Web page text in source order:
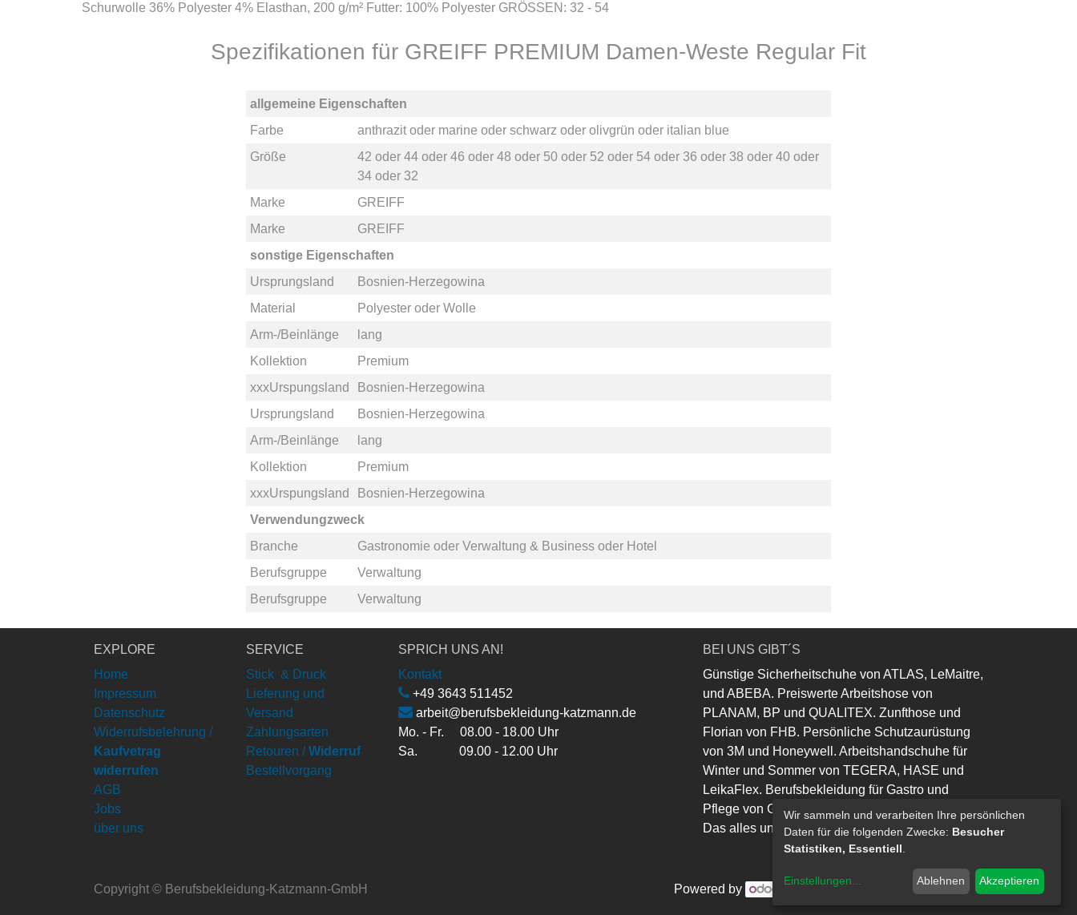
Schurwolle 36% Polyester 4% Elasthan, 200 g/m² Futter: 100% Polyester GRÖSSEN: 32 - 54
Spezifikationen für GREIFF PREMIUM Damen-Weste Regular Fit
allgemeine Eigenschaften
Farbe
anthrazitoder marine oder schwarz oder olivgrün oder italian blue
Größe
42 oder 44oder 46 oder 48 oder 50oder 52 oder 54oder 36 oder 38 oder 40oder
34oder 32
Marke
GREIFF
Marke
GREIFF
sonstige Eigenschaften
Ursprungsland
Bosnien-Herzegowina
Material
Polyesteroder Wolle
Arm-/Beinlänge
lang
Kollektion
Premium
xxxUrspungsland
Bosnien-Herzegowina
Ursprungsland
Bosnien-Herzegowina
Arm-/Beinlänge
lang
Kollektion
Premium
xxxUrspungsland
Bosnien-Herzegowina
Verwendungzweck
Branche
Gastronomie oder Verwaltung & Businessoder Hotel
Berufsgruppe
Verwaltung
Berufsgruppe
Verwaltung
EXPLORE
Home
Impressum
Datenschutz
Widerrufsbelehrung /
Kaufvetrag
widerrufen
AGB
Jobs
über uns
SERVICE
Stick & Druck
Lieferung und
Versand
Zahlungsarten
Retouren / Widerruf
Bestellvorgang
SPRICH UNS AN!
Kontakt
+49 3643 511452
arbeit@berufsbekleidung-katzmann.de
Mo. - Fr. 08.00 - 18.00 Uhr
Sa. 09.00 - 12.00 Uhr
BEI UNS GIBT´S
Günstige Sicherheitschuhe von ATLAS, LeMaitre,
und ABEBA. Preiswerte Arbeitshose von
PLANAM, BP und QUALITEX. Zunfthose und
Florian von FHB. Persönliche Schutzaurüstung
von 3M und Honeywell. Arbeitshandschuhe für
Winter und Sommer von TEGERA, HASE und
LeikaFlex. Berufsbekleidung für Gastro und
Pflege von Greiff und Leiber.
Das alles und noch viel mehr......
Copyright © Berufsbekleidung-Katzmann-GmbH Powered by - Die #1Open-Source eCommerce
Wir sammeln und verarbeiten Ihre persönlichen
Daten für die folgenden Zwecke: Besucher
Statistiken, Essentiell
Einstellungen... Ablehnen Akzeptieren